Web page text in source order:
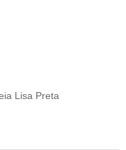
Lisa Preta